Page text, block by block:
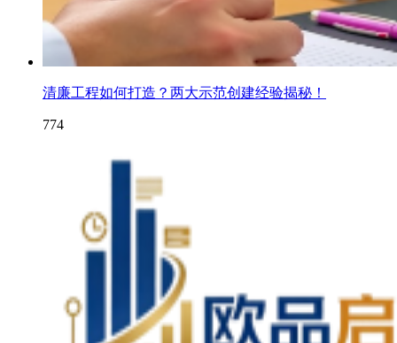
清廉工程如何打造？两大示范创建经验揭秘！
774